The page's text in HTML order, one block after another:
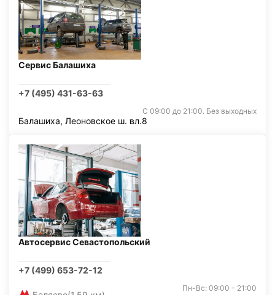
Сервис Балашиха
+7 (495) 431-63-63
С 09:00 до 21:00. Без выходных
Балашиха, Леоновское ш. вл.8
Автосервис Севастопольский
+7 (499) 653-72-12
Пн-Вс: 09:00 - 21:00